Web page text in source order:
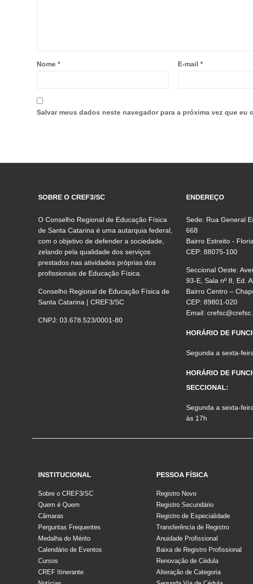
Nome * E-mail *
Salvar meus dados neste navegador para a próxima vez que eu
SOBRE O CREF3/SC
O Conselho Regional de Educação Física
de Santa Catarina é uma autarquia federal,
com o objetivo de defender a sociedade,
zelando pela qualidade dos serviços
prestados nas atividades próprias dos
profissionais de Educação Física.
Conselho Regional de Educação Física de
Santa Catarina | CREF3/SC
CNPJ: 03.678.523/0001-80
ENDEREÇO
Sede: Rua General
668
Bairro Estreito -
CEP: 88075-100
Seccional Oeste:
93-E, Sala nº 8, Ed.
Bairro Centro –
CEP: 89801-020
Email:
HORÁRIO DE
Segunda a sexta-
HORÁRIO DE
SECCIONAL:
Segunda a sexta-
às 17h
INSTITUCIONAL
Sobre o CREF3/SC
Quem é Quem
Câmaras
Perguntas Frequentes
Medalha do Mérito
Calendário de Eventos
Cursos
CREF Itinerante
PESSOA FÍSICA
Registro Novo
Registro Secundário
Registro de Especialidade
Transferência de Registro
Anuidade Profissional
Baixa de Registro Profissional
Renovação de Cédula
Alteração de Categoria